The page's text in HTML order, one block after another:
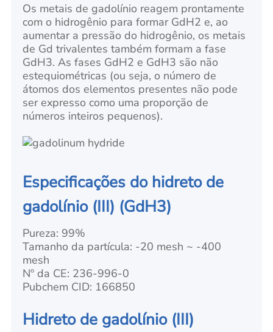
Os metais de gadolínio reagem prontamente
com o hidrogênio para formar GdH2 e, ao
aumentar a pressão do hidrogênio, os metais
de Gd trivalentes também formam a fase
GdH3. As fases GdH2 e GdH3 são não
estequiométricas (ou seja, o número de
átomos dos elementos presentes não pode
ser expresso como uma proporção de
números inteiros pequenos).
Especificações do hidreto de
gadolínio (III) (GdH3)
Pureza: 99%
Tamanho da partícula: -20 mesh ~ -400
mesh
Nº da CE: 236-996-0
Pubchem CID: 166850
Hidreto de gadolínio (III)